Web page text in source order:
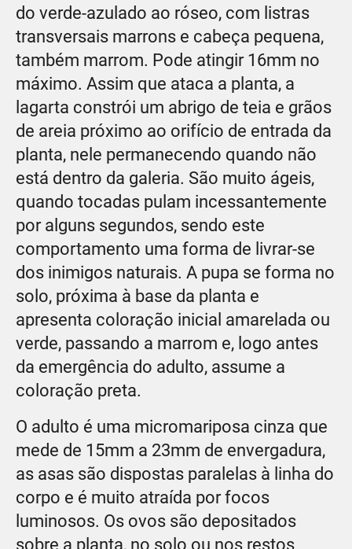
do verde-azulado ao róseo, com listras
transversais marrons e cabeça pequena,
também marrom. Pode atingir 16mm no
máximo. Assim que ataca a planta, a
lagarta constrói um abrigo de teia e grãos
de areia próximo ao orifício de entrada da
planta, nele permanecendo quando não
está dentro da galeria. São muito ágeis,
quando tocadas pulam incessantemente
por alguns segundos, sendo este
comportamento uma forma de livrar-se
dos inimigos naturais. A pupa se forma no
solo, próxima à base da planta e
apresenta coloração inicial amarelada ou
verde, passando a marrom e, logo antes
da emergência do adulto, assume a
coloração preta.
O adulto é uma micromariposa cinza que
mede de 15mm a 23mm de envergadura,
as asas são dispostas paralelas à linha do
corpo e é muito atraída por focos
luminosos. Os ovos são depositados
sobre a planta, no solo ou nos restos